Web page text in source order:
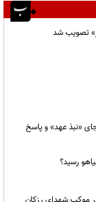
تصویب شد
«نبذ عهد» و پاسخ
رسید؟